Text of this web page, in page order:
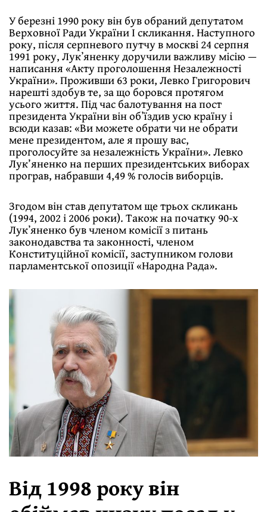
У березні 1990 року він був обраний депутатом
Верховної Ради України І скликання. Наступного
року, після серпневого путчу в москві 24 серпня
1991 року, Лукʼяненку доручили важливу місію —
написання «Акту проголошення Незалежності
України». Проживши 63 роки, Левко Григорович
нарешті здобув те, за що боровся протягом
усього життя. Під час балотування на пост
президента України він обʼїздив усю країну і
всюди казав: «Ви можете обрати чи не обрати
мене президентом, але я прошу вас,
проголосуйте за незалежність України». Левко
Лук’яненко на перших президентських виборах
програв, набравши 4,49 % голосів виборців.
Згодом він став депутатом ще трьох скликань
(1994, 2002 і 2006 роки). Також на початку 90-х
Лукʼяненко був членом комісії з питань
законодавства та законності, членом
Конституційної комісії, заступником голови
парламентської опозиції «Народна Рада».
Від 1998 року він